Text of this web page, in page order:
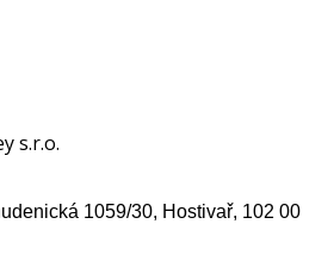
s.r.o.
1059/30, Hostivař, 102 00